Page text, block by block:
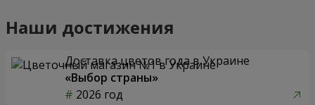
Наши достижения
Доставка цветов года в Украине
«Выбор страны»
2026 год